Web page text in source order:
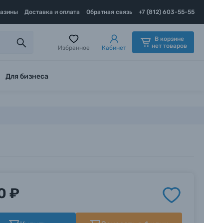
Доставка и оплата Обратная связь +7 (812) 603-55-55
Избранное Кабинет
В корзине
нет товаров
Для бизнеса
₽